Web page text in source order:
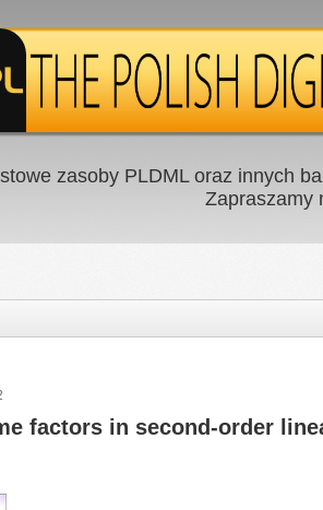
zasoby PLDML oraz innych
Zapraszamy
factors in second-order